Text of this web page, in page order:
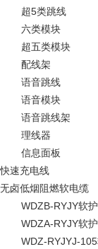
超5类跳线
六类模块
超五类模块
配线架
语音跳线
语音模块
语音跳线架
理线器
信息面板
快速充电线
无卤低烟阻燃软电缆
WDZB-RYJY软
WDZA-RYJY软
WDZ-RYJYJ-